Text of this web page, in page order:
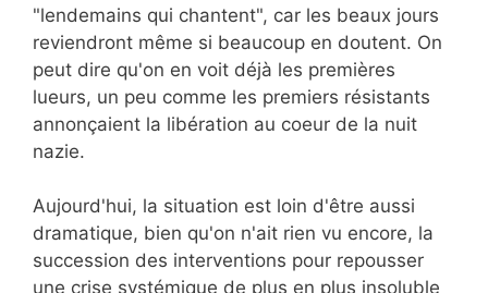
"lendemains qui chantent", car les beaux jours
reviendront même si beaucoup en doutent. On
peut dire qu'on en voit déjà les premières
lueurs, un peu comme les premiers résistants
annonçaient la libération au coeur de la nuit
nazie.
Aujourd'hui, la situation est loin d'être aussi
dramatique, bien qu'on n'ait rien vu encore, la
succession des interventions pour repousser
une crise systémique de plus en plus insoluble